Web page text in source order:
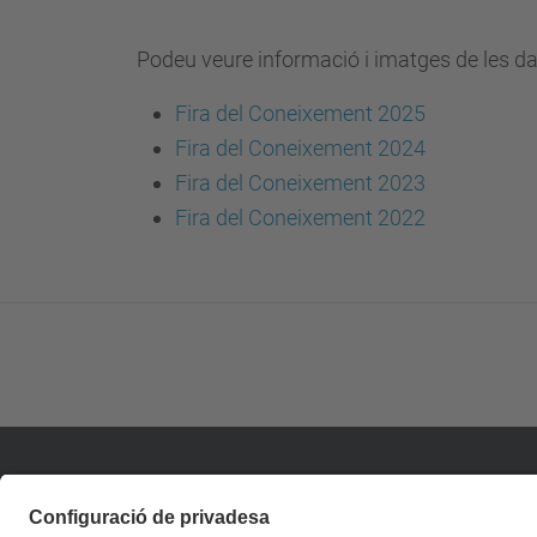
Podeu veure informació i imatges de les
Fira del Coneixement 2025
Fira del Coneixement 2024
Fira del Coneixement 2023
Fira del Coneixement 2022